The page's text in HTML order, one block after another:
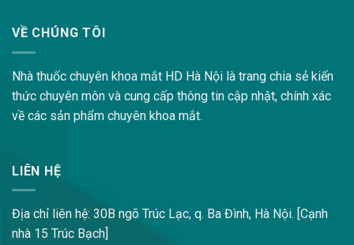
VỀ CHÚNG TÔI
Nhà thuốc chuyên khoa mắt HD Hà Nội là trang chia sẻ kiến
thức chuyên môn và cung cấp thông tin cập nhật, chính xác
về các sản phẩm chuyên khoa mắt.
LIÊN HỆ
Địa chỉ liên hệ: 30B ngõ Trúc Lạc, q. Ba Đình, Hà Nội. [Cạnh
nhà 15 Trúc Bạch]